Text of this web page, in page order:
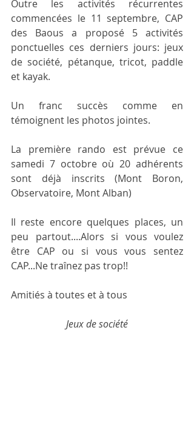
Outre les activités récurrentes
commencées le 11 septembre, CAP
des Baous a proposé 5 activités
ponctuelles ces derniers jours: jeux
de société, pétanque, tricot, paddle
et kayak.
Un franc succès comme en
témoignent les photos jointes.
La première rando est prévue ce
samedi 7 octobre où 20 adhérents
sont déjà inscrits (Mont Boron,
Observatoire, Mont Alban)
Il reste encore quelques places, un
peu partout....Alors si vous voulez
être CAP ou si vous vous sentez
CAP...Ne traînez pas trop!!
Amitiés à toutes et à tous
Jeux de société